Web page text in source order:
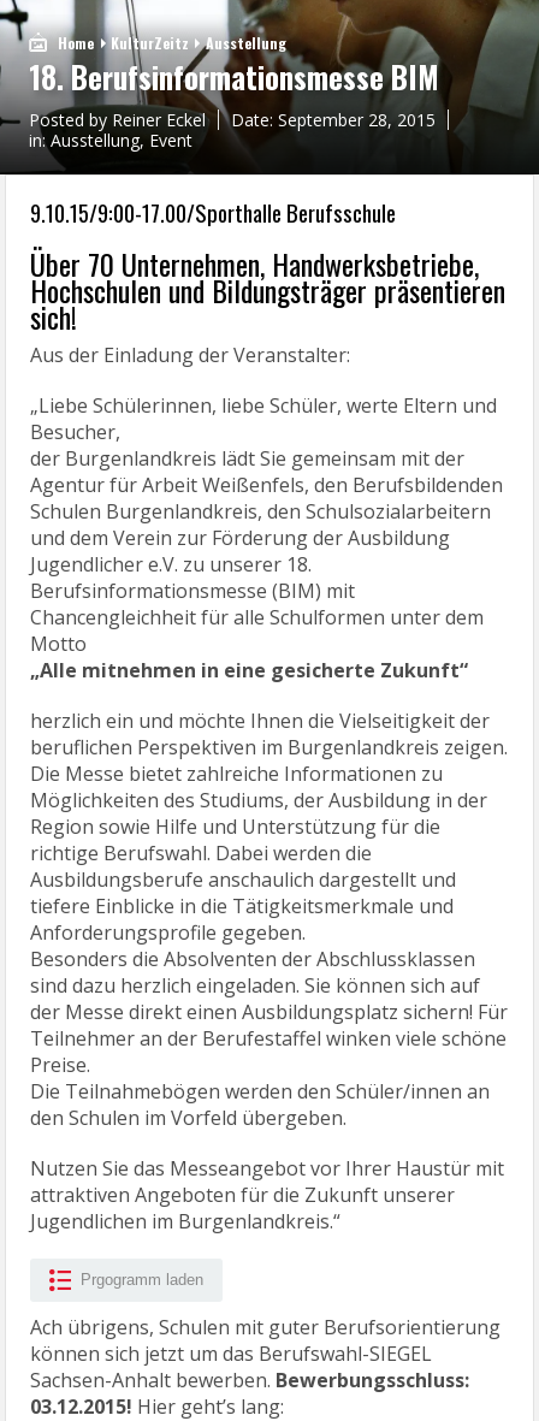
Home KulturZeitz Ausstellung
18. Berufsinformationsmesse BIM
Posted by Reiner Eckel Date:September 28, 2015
in:Ausstellung, Event
9.10.15/9:00-17.00/Sporthalle Berufsschule
Über 70 Unternehmen, Handwerksbetriebe,
Hochschulen und Bildungsträger präsentieren
sich!
Aus der Einladung der Veranstalter:
„Liebe Schülerinnen, liebe Schüler, werte Eltern und
Besucher,
der Burgenlandkreis lädt Sie gemeinsam mit der
Agentur für Arbeit Weißenfels, den Berufsbildenden
Schulen Burgenlandkreis, den Schulsozialarbeitern
und dem Verein zur Förderung der Ausbildung
Jugendlicher e.V. zu unserer 18.
Berufsinformationsmesse (BIM) mit
Chancengleichheit für alle Schulformen unter dem
Motto
„Alle mitnehmen in eine gesicherte Zukunft“
herzlich ein und möchte Ihnen die Vielseitigkeit der
beruflichen Perspektiven im Burgenlandkreis zeigen.
Die Messe bietet zahlreiche Informationen zu
Möglichkeiten des Studiums, der Ausbildung in der
Region sowie Hilfe und Unterstützung für die
richtige Berufswahl. Dabei werden die
Ausbildungsberufe anschaulich dargestellt und
tiefere Einblicke in die Tätigkeitsmerkmale und
Anforderungsprofile gegeben.
Besonders die Absolventen der Abschlussklassen
sind dazu herzlich eingeladen. Sie können sich auf
der Messe direkt einen Ausbildungsplatz sichern! Für
Teilnehmer an der Berufestaffel winken viele schöne
Preise.
Die Teilnahmebögen werden den Schüler/innen an
den Schulen im Vorfeld übergeben.
Nutzen Sie das Messeangebot vor Ihrer Haustür mit
attraktiven Angeboten für die Zukunft unserer
Jugendlichen im Burgenlandkreis.“
Prgogramm laden
Ach übrigens, Schulen mit guter Berufsorientierung
können sich jetzt um das Berufswahl-SIEGEL
Sachsen-Anhalt bewerben. Bewerbungsschluss:
03.12.2015! Hier geht’s lang: